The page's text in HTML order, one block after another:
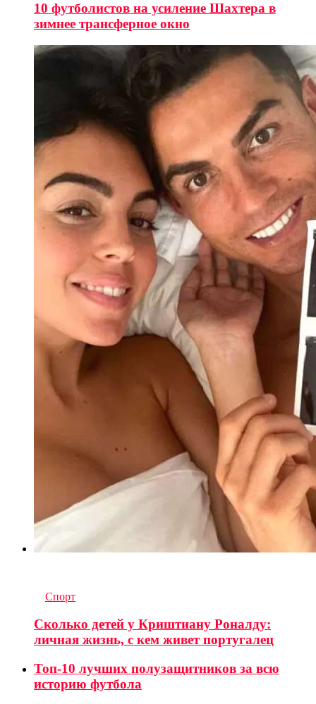
10 футболистов на усиление Шахтера в
зимнее трансферное окно
Спорт
Сколько детей у Криштиану Роналду:
личная жизнь, с кем живет португалец
Топ-10 лучших полузащитников за всю
историю футбола